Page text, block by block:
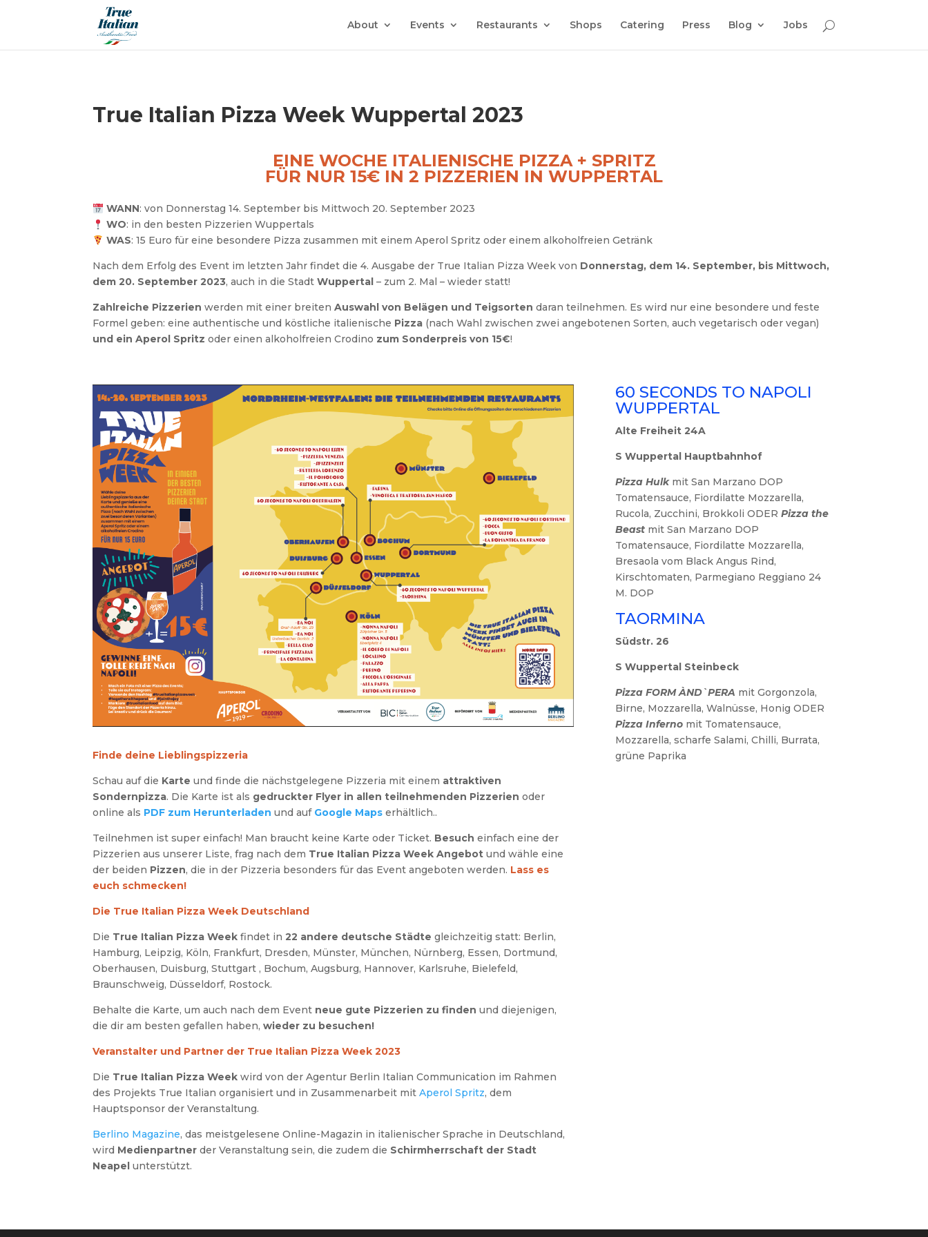
About Events Restaurants Shops Catering Press Blog Jobs
True Italian Pizza Week Wuppertal 2023
EINE WOCHE ITALIENISCHE PIZZA + SPRITZ
FÜR NUR 15€ IN 2 PIZZERIEN IN WUPPERTAL
WANN: von Donnerstag 14. September bis Mittwoch 20. September 2023
WO: in den besten Pizzerien Wuppertals
WAS: 15 Euro für eine besondere Pizza zusammen mit einem Aperol Spritz oder einem alkoholfreien Getränk
Nach dem Erfolg des Event im letzten Jahr findet die 4. Ausgabe der True Italian Pizza Week von Donnerstag, dem 14. September, bis Mittwoch,
dem 20. September 2023, auch in die StadtWuppertal – zum 2. Mal – wieder statt!
Zahlreiche Pizzerien werden mit einer breitenAuswahl von Belägen und Teigsorten daran teilnehmen. Es wird nur eine besondere und feste
Formel geben: eine authentische und köstliche italienische Pizza (nach Wahl zwischen zwei angebotenen Sorten, auch vegetarisch oder vegan)
und ein Aperol Spritz oder einen alkoholfreien Crodino zum Sonderpreis von 15€!
Finde deine Lieblingspizzeria
Schau auf die Karte und finde die nächstgelegene Pizzeria mit einem attraktiven
Sondernpizza. Die Karte ist als gedruckter Flyer in allen teilnehmenden Pizzerien oder
online als PDF zum Herunterladen und auf Google Maps erhältlich..
Teilnehmen ist super einfach! Man braucht keine Karte oder Ticket. Besuch einfach eine der
Pizzerien aus unserer Liste, frag nach dem True Italian Pizza Week Angebot und wähle eine
der beiden Pizzen, die in der Pizzeria besonders für das Event angeboten werden. Lass es
euch schmecken!
Die True Italian Pizza Week Deutschland
Die True Italian Pizza Weekfindet in22 andere deutsche Städte gleichzeitig statt: Berlin,
Hamburg, Leipzig, Köln, Frankfurt, Dresden, Münster, München, Nürnberg, Essen, Dortmund,
Oberhausen, Duisburg, Stuttgart , Bochum, Augsburg, Hannover, Karlsruhe, Bielefeld,
Braunschweig, Düsseldorf, Rostock.
Behalte die Karte, um auch nach dem Event neue gute Pizzerien zu finden und diejenigen,
die dir am besten gefallen haben,wieder zu besuchen!
Veranstalter und Partner der True Italian Pizza Week 2023
Die True Italian Pizza Week wird von der Agentur Berlin Italian Communication im Rahmen
des Projekts True Italian organisiert und in Zusammenarbeit mitAperol Spritz, dem
Hauptsponsor der Veranstaltung.
Berlino Magazine, das meistgelesene Online-Magazin in italienischer Sprache in Deutschland,
wird Medienpartner der Veranstaltung sein, die zudem die Schirmherrschaft der Stadt
Neapel unterstützt.
60 SECONDS TO NAPOLI
WUPPERTAL
Alte Freiheit 24A
S Wuppertal Hauptbahnhof
Pizza Hulkmit San Marzano DOP
Tomatensauce, Fiordilatte Mozzarella,
Rucola, Zucchini, Brokkoli ODER Pizza the
Beastmit San Marzano DOP
Tomatensauce, Fiordilatte Mozzarella,
Bresaola vom Black Angus Rind,
Kirschtomaten, Parmegiano Reggiano 24
M. DOP
TAORMINA
Südstr. 26
S Wuppertal Steinbeck
Pizza FORM ÀND`PERA mit Gorgonzola,
Birne, Mozzarella, Walnüsse, Honig ODER
Pizza Infernomit Tomatensauce,
Mozzarella, scharfe Salami, Chilli, Burrata,
grüne Paprika